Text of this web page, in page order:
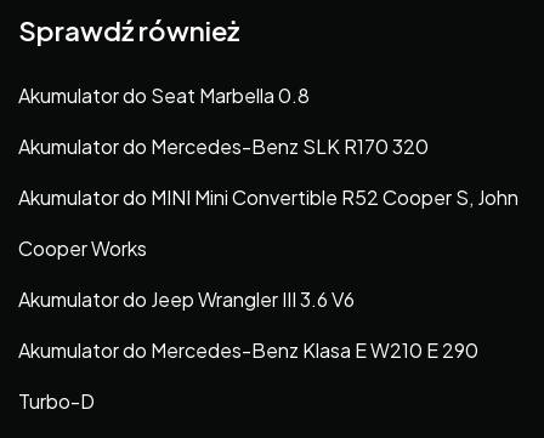
Sprawdź również
Akumulator do Seat Marbella 0.8
Akumulator do Mercedes-Benz SLK R170 320
Akumulator do MINI Mini Convertible R52 Cooper S, John
Cooper Works
Akumulator do Jeep Wrangler III 3.6 V6
Akumulator do Mercedes-Benz Klasa E W210 E 290
Turbo-D